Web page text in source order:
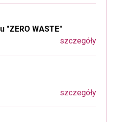
WASTE"
szczegóły
szczegóły